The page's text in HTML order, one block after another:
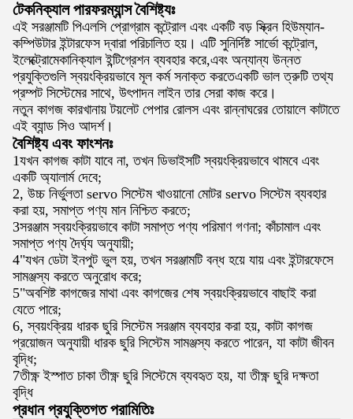
টেকনিক্যাল পারফরম্যান্স বৈশিষ্ট্যঃ
এই সরঞ্জামটি পিএলসি প্রোগ্রাম কন্ট্রোল এবং একটি বড় স্ক্রিন হিউম্যান-
কম্পিউটার ইন্টারফেস দ্বারা পরিচালিত হয়। এটি সুনির্দিষ্ট সার্ভো কন্ট্রোল,
ইলেক্ট্রোমেকানিক্যাল ইন্টিগ্রেশন ব্যবহার করে,এবং অন্যান্য উন্নত
প্রযুক্তিগুলি স্বয়ংক্রিয়ভাবে মূল কর্ম সনাক্ত করতেএকটি ভাল ত্রুটি তথ্য
প্রম্পট সিস্টেমের সাথে, উৎপাদন লাইন তার সেরা কাজ করে।
নতুন কাগজ কারখানায় টয়লেট পেপার রোলস এবং রান্নাঘরের তোয়ালে কাটাতে
এই ব্যান্ড সিও আদর্শ।
বৈশিষ্ট্য এবং ফাংশনঃ
1যখন কাগজ কাটা যাবে না, তখন ডিভাইসটি স্বয়ংক্রিয়ভাবে থামবে এবং
একটি অ্যালার্ম দেবে;
2, উচ্চ নির্ভুলতা servo সিস্টেম খাওয়ানো মোটর servo সিস্টেম ব্যবহার
করা হয়, সমাপ্ত পণ্য মান নিশ্চিত করতে;
3সরঞ্জাম স্বয়ংক্রিয়ভাবে কাটা সমাপ্ত পণ্য পরিমাণ গণনা; কাঁচামাল এবং
সমাপ্ত পণ্য দৈর্ঘ্য অনুযায়ী;
4"যখন ডেটা ইনপুট ভুল হয়, তখন সরঞ্জামটি বন্ধ হয়ে যায় এবং ইন্টারফেসে
সামঞ্জস্য করতে অনুরোধ করে;
5"অবশিষ্ট কাগজের মাথা এবং কাগজের শেষ স্বয়ংক্রিয়ভাবে বাছাই করা
যেতে পারে;
6, স্বয়ংক্রিয় ধারক ছুরি সিস্টেম সরঞ্জাম ব্যবহার করা হয়, কাটা কাগজ
প্রয়োজন অনুযায়ী ধারক ছুরি সিস্টেম সামঞ্জস্য করতে পারেন, যা কাটা জীবন
বৃদ্ধি;
7তীক্ষ্ণ ইস্পাত চাকা তীক্ষ্ণ ছুরি সিস্টেমে ব্যবহৃত হয়, যা তীক্ষ্ণ ছুরি দক্ষতা
বৃদ্ধি
প্রধান প্রযুক্তিগত পরামিতিঃ